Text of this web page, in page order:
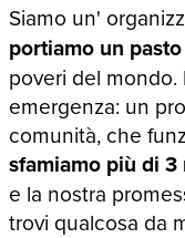
Siamo un'
portiamo un
poveri del
emergenza: un
comunità, che
sfamiamo più di
e la nostra
trovi qualcosa da